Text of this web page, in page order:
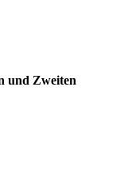
und Zweiten